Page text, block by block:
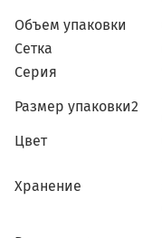
Объем упаковки
Сетка
Серия
Размер упаковки2
Цвет
Хранение